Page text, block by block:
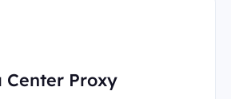
Center Proxy